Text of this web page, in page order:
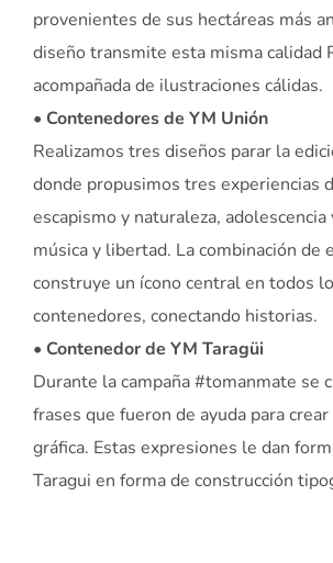
provenientes de sus hectáreas más
diseño transmite esta misma calidad
acompañada de ilustraciones cálidas.
• Contenedores de YM Unión
Realizamos tres diseños parar la
donde propusimos tres experiencias
escapismo y naturaleza, adolescencia
música y libertad. La combinación de
construye un ícono central en todos
contenedores, conectando historias.
• Contenedor de YM Taragüi
Durante la campaña #tomanmate se
frases que fueron de ayuda para
gráfica. Estas expresiones le dan
Taragui en forma de construcción